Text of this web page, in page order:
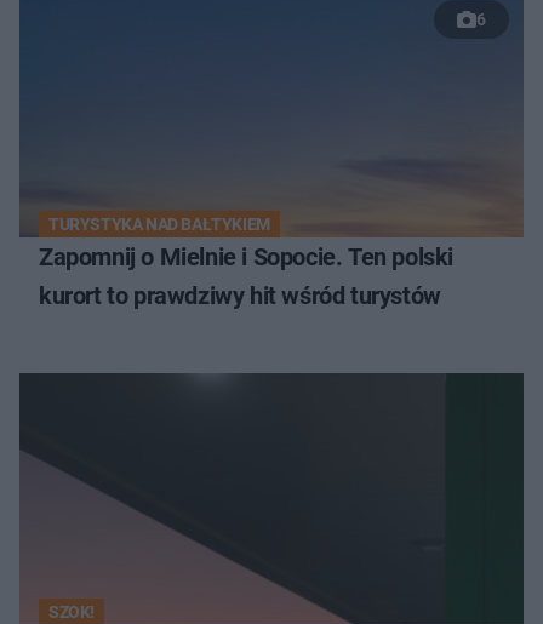
6
TURYSTYKA NAD BAŁTYKIEM
Zapomnij o Mielnie i Sopocie. Ten polski
kurort to prawdziwy hit wśród turystów
SZOK!